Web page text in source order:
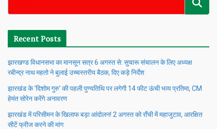
Recent Posts
झारखण्ड विधानसभा का मानसून सत्र 6 अगस्त से: सुचारू संचालन के लिए अध्यक्ष
रबीन्द्र नाथ महतो ने बुलाई उच्चस्तरीय बैठक, दिए कड़े निर्देश
झारखंड के ‘दिशोम गुरु’ की पहली पुण्यतिथि पर लगेगी 14 फीट ऊंची भव्य प्रतिमा, CM
हेमंत सोरेन करेंगे अनावरण
झारखंड में परिसीमन के खिलाफ बड़ा आंदोलन! 2 अगस्त को राँची में महाजुटाव, आरक्षित
सीटें फ्रीज करने की मांग